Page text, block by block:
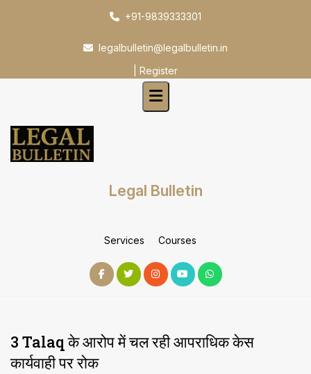
+91-9839333301
legalbulletin@legalbulletin.in
Register
Legal Bulletin
Services Courses
3 Talaq के आरोप में चल रही आपराधिक केस
कार्यवाही पर रोक